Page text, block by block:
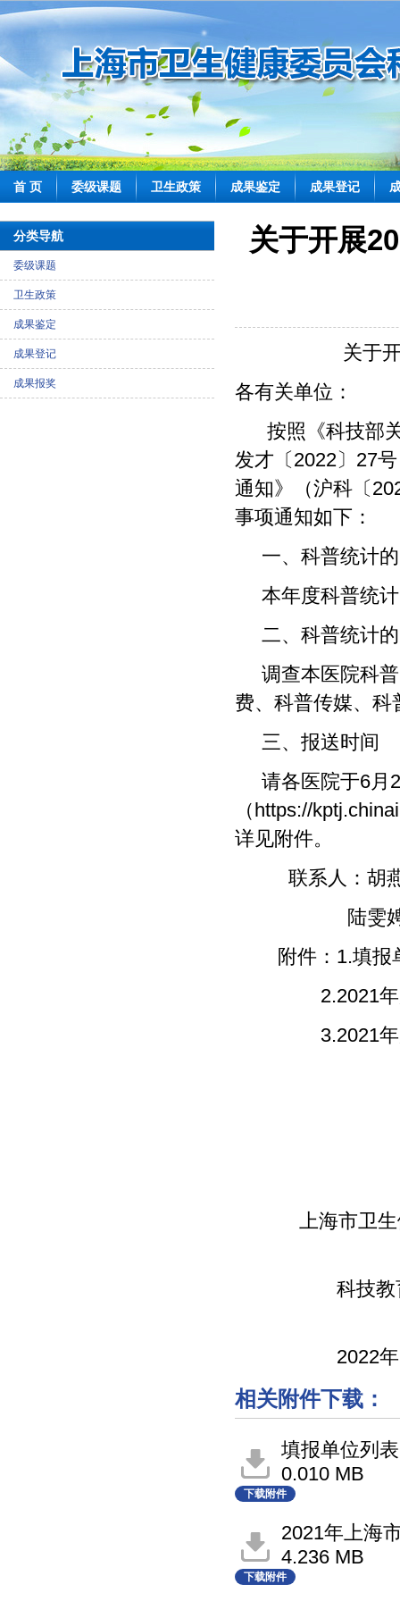
首 页 委级课题 卫生政策 成果鉴定 成果登记
分类导航
委级课题
卫生政策
成果鉴定
成果登记
成果报奖
关于开展
关于
各有关单位：
按照《科技部关
发才〔2022〕27
通知》（沪科〔
事项通知如下：
一、科普统计
本年度科普统计
二、科普统计的
调查本医院科普
费、科普传媒、科
三、报送时间
请各医院于6月
（https://
详见附件。
联系人：胡
陆雯娉
附件：1.填报
2.2021年度上
3.2021年度上
上海市卫生
科技教
2022年6
相关附件下载：
填报单位列
0.010 MB
下载附件
2021年上海
4.236 MB
下载附件